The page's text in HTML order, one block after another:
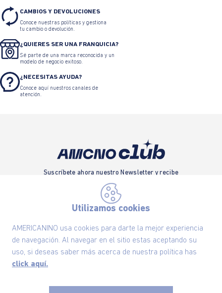
Utilizamos cookies
AMERICANINO usa cookies para darte la mejor experiencia
de navegación. Al navegar en el sitio estas aceptando su
uso, si deseas saber más acerca de nuestra política has
click aquí.
CAMBIOS Y DEVOLUCIONES
Conoce nuestras políticas y gestiona
tu cambio o devolución.
¿QUIERES SER UNA FRANQUICIA?
Sé parte de una marca reconocida y un
modelo de negocio exitoso.
¿NECESITAS AYUDA?
Conoce aquí nuestros canales de
atención.
Suscríbete ahora nuestro Newsletter y recibe
las ofertas exclusivas y lo último en moda
SUSCRÍBETE AHORA
Nuestra Marca